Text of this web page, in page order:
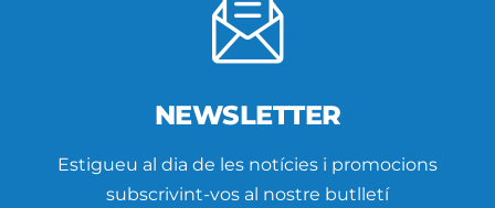
NEWSLETTER
Estigueu al dia de les notícies i promocions
subscrivint-vos al nostre butlletí